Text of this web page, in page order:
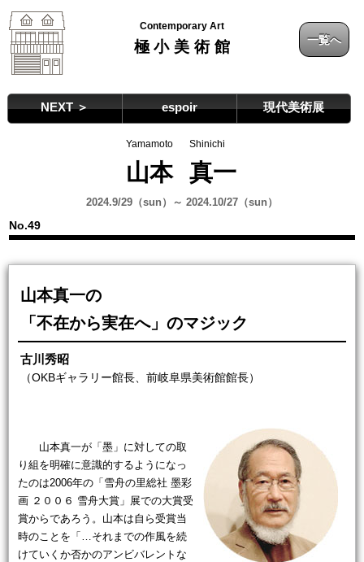
Contemporary Art
極小美術館
NEXT ＞ espoir 現代美術展
一覧へ
Yamamoto Shinichi
山本 真一
2024.9/29（sun）～ 2024.10/27（sun）
No.49
山本真一の
「不在から実在へ」のマジック
古川秀昭
（OKBギャラリー館長、前岐阜県美術館館長）
山本真一が「墨」に対しての取
り組を明確に意識的するようになっ
たのは2006年の「雪舟の里総社 墨彩
画 ２００６ 雪舟大賞」展での大賞受
賞からであろう。山本は自ら受賞当
時のことを「…それまでの作風を続
けていくか否かのアンビバレントな